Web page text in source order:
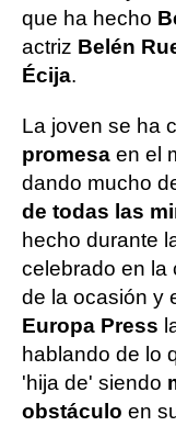
que ha hecho
actriz Belén
Écija.
La joven se ha
promesa en el
dando mucho
de todas las
hecho durante
celebrado en la
de la ocasión y
Europa Press
hablando de lo
'hija de' siendo
obstáculo en